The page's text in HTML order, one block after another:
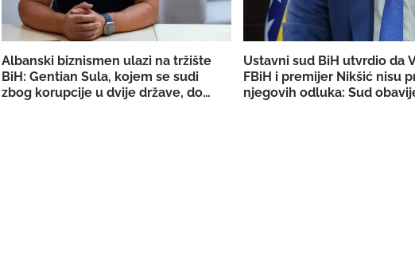
Albanski biznismen ulazi na tržište
BiH: Gentian Sula, kojem se sudi
zbog korupcije u dvije države, dobio
Ustavni sud BiH utvrdio da
FBiH i premijer Nikšić nisu
njegovih odluka: Sud